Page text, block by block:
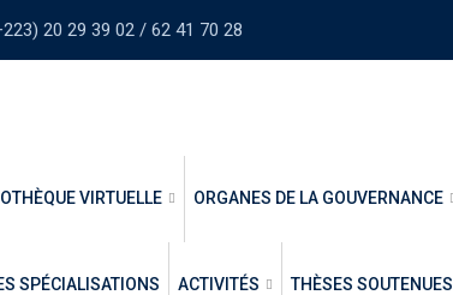
20 29 39 02 / 62 41 70 28
VIRTUELLE ORGANES DE LA GOUVERNANCE
SPÉCIALISATIONS ACTIVITÉS THÈSES SOUTENUES